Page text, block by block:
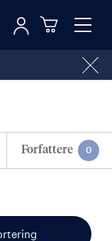
Toggle
Logg inn
Forfattere 0